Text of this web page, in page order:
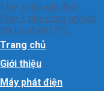
Máy 3 pha gia đình
Máy 3 pha công nghiệp
Bộ lưu điện UPS
Trang chủ
Giới thiệu
Máy phát điện